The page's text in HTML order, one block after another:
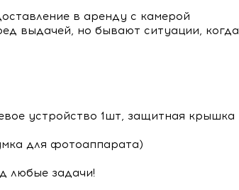
в аренду с камерой
выдачей, но бывают ситуации, когда
устройство 1шт, защитная крышка
для фотоаппарата)
любые задачи!